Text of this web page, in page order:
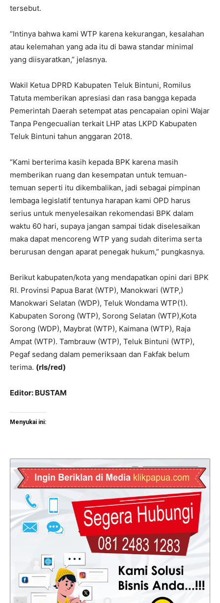
tersebut.
“Intinya bahwa kami WTP karena kekurangan, kesalahan
atau kelemahan yang ada itu di bawa standar minimal
yang diisyaratkan,” jelasnya.
Wakil Ketua DPRD Kabupaten Teluk Bintuni, Romilus
Tatuta memberikan apresiasi dan rasa bangga kepada
Pemerintah Daerah setempat atas pencapaian opini Wajar
Tanpa Pengecualian terkait LHP atas LKPD Kabupaten
Teluk Bintuni tahun anggaran 2018.
“Kami berterima kasih kepada BPK karena masih
memberikan ruang dan kesempatan untuk temuan-
temuan seperti itu dikembalikan, jadi sebagai pimpinan
lembaga legislatif tentunya harapan kami OPD harus
serius untuk menyelesaikan rekomendasi BPK dalam
waktu 60 hari, supaya jangan sampai tidak diselesaikan
maka dapat mencoreng WTP yang sudah diterima serta
berurusan dengan aparat penegak hukum,” pungkasnya.
Berikut kabupaten/kota yang mendapatkan opini dari BPK
RI. Provinsi Papua Barat (WTP), Manokwari (WTP,)
Manokwari Selatan (WDP), Teluk Wondama WTP(1).
Kabupaten Sorong (WTP), Sorong Selatan (WTP),Kota
Sorong (WDP), Maybrat (WTP), Kaimana (WTP), Raja
Ampat (WTP). Tambrauw (WTP), Teluk Bintuni (WTP),
Pegaf sedang dalam pemeriksaan dan Fakfak belum
terima. (rls/red)
Editor: BUSTAM
Menyukai ini: